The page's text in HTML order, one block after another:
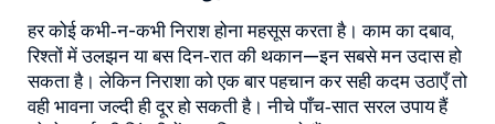
हर कोई कभी‑न-कभी निराश होना महसूस करता है। काम का दबाव,
रिश्तों में उलझन या बस दिन‑रात की थकान—इन सबसे मन उदास हो
सकता है। लेकिन निराशा को एक बार पहचान कर सही कदम उठाएँ तो
वही भावना जल्दी ही दूर हो सकती है। नीचे पाँच‑सात सरल उपाय हैं